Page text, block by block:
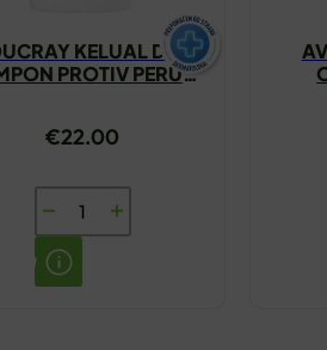
KELUAL DS
PROTIV PERUTI
€22.00
DUCRAY
KELUAL
DS